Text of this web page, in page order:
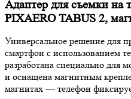
Адаптер для съемки на
PIXAERO TABUS 2,
Универсальное решение для
смартфон с использованием
разработана специально для
и оснащена магнитным
магнитах — телефон